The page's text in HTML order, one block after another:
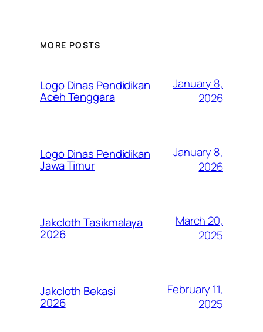
MORE POSTS
Logo Dinas Pendidikan
Aceh Tenggara
January 8,
2026
Logo Dinas Pendidikan
Jawa Timur
January 8,
2026
Jakcloth Tasikmalaya
2026
March 20,
2025
Jakcloth Bekasi
2026
February 11,
2025